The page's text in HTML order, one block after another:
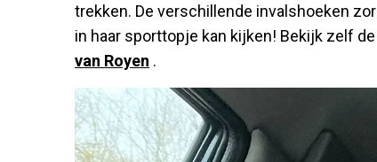
trekken. De verschillende invalshoeken
in haar sporttopje kan kijken! Bekijk zelf
van Royen .